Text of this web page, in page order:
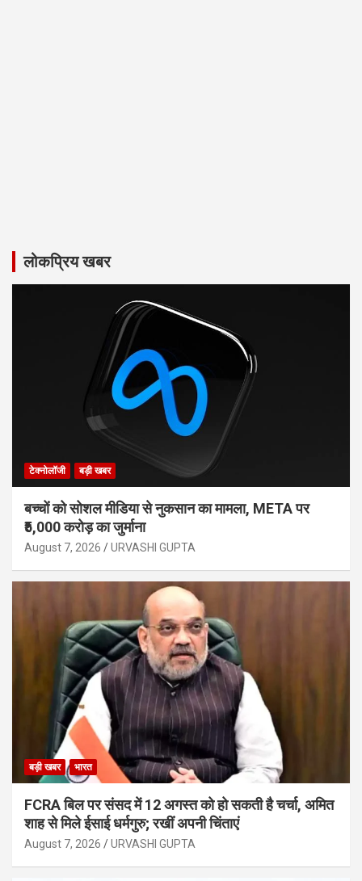
लोकप्रिय खबर
टेक्नोलॉजी बड़ी खबर
बच्चों को सोशल मीडिया से नुकसान का मामला, META पर
₹5,000 करोड़ का जुर्माना
August 7, 2026 URVASHI GUPTA
बड़ी खबर भारत
FCRA बिल पर संसद में 12 अगस्त को हो सकती है चर्चा, अमित
शाह से मिले ईसाई धर्मगुरु; रखीं अपनी चिंताएं
August 7, 2026 URVASHI GUPTA